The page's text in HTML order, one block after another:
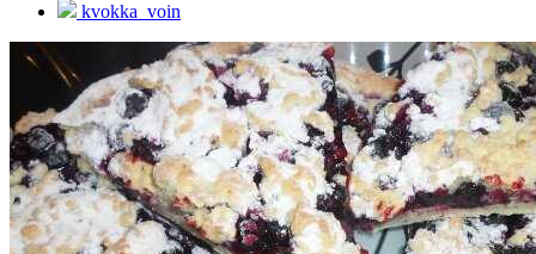
kvokka_voin